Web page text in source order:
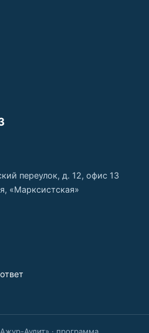
переулок, д. 12, офис 13
«Марксистская»